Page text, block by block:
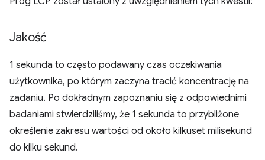
Jakość
1 sekunda to często podawany czas oczekiwania
użytkownika, po którym zaczyna tracić koncentrację na
zadaniu. Po dokładnym zapoznaniu się z odpowiednimi
badaniami stwierdziliśmy, że 1 sekunda to przybliżone
określenie zakresu wartości od około kilkuset milisekund
do kilku sekund.